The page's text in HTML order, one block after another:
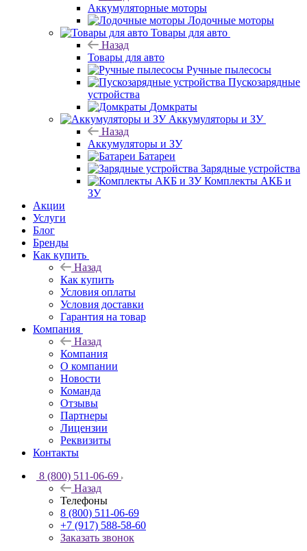
Аккумуляторные моторы
Лодочные моторы
Товары для авто
Назад
Товары для авто
Ручные пылесосы
Пускозарядные
устройства
Домкраты
Аккумуляторы и ЗУ
Назад
Аккумуляторы и ЗУ
Батареи
Зарядные устройства
Комплекты АКБ и
ЗУ
Акции
Услуги
Блог
Бренды
Как купить
Назад
Как купить
Условия оплаты
Условия доставки
Гарантия на товар
Компания
Назад
Компания
О компании
Новости
Команда
Отзывы
Партнеры
Лицензии
Реквизиты
Контакты
8 (800) 511-06-69
Назад
Телефоны
8 (800) 511-06-69
+7 (917) 588-58-60
Заказать звонок